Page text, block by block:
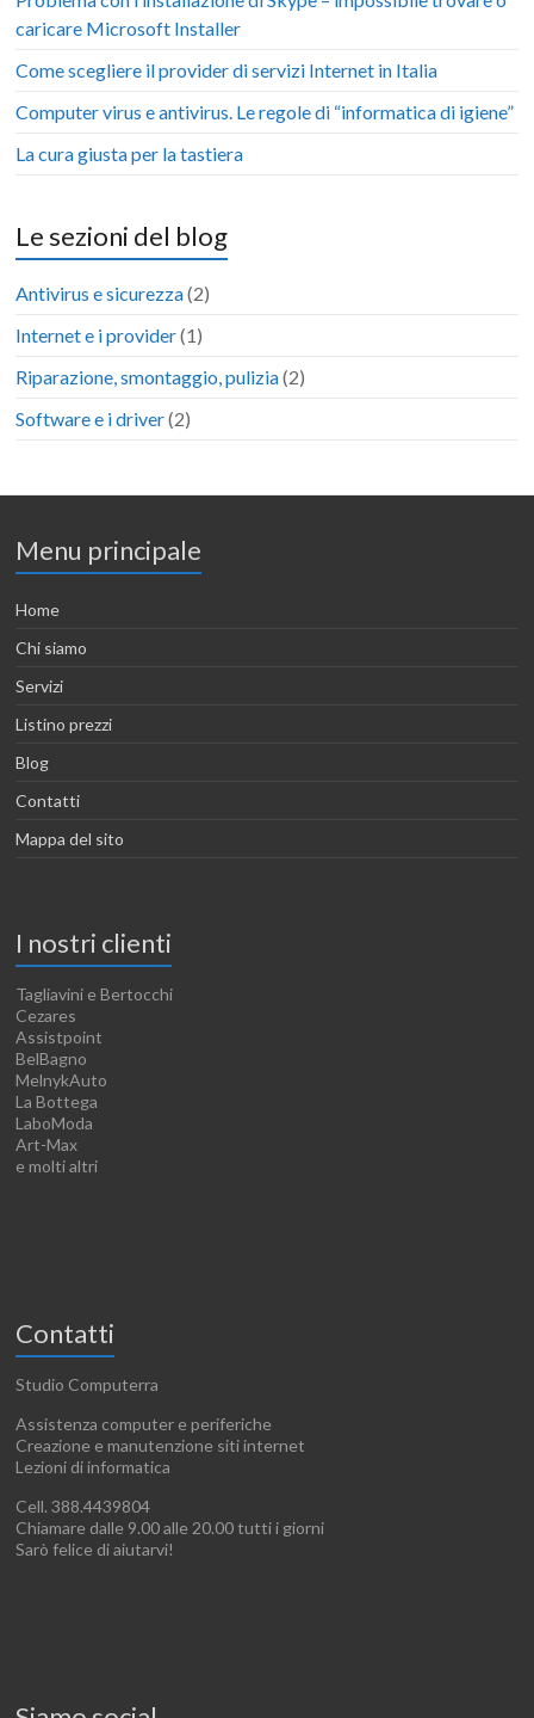
caricare Microsoft Installer
Come scegliere il provider di servizi Internet in Italia
Computer virus e antivirus. Le regole di “informatica di igiene”
La cura giusta per la tastiera
Le sezioni del blog
Antivirus e sicurezza(2)
Internet e i provider(1)
Riparazione, smontaggio, pulizia(2)
Software e i driver(2)
Menu principale
Home
Chi siamo
Servizi
Listino prezzi
Blog
Contatti
Mappa del sito
I nostri clienti
Tagliavini e Bertocchi
Cezares
Assistpoint
BelBagno
MelnykAuto
La Bottega
LaboModa
Art-Max
e molti altri
Contatti
Studio Computerra
Assistenza computer e periferiche
Creazione e manutenzione siti internet
Lezioni di informatica
Cell. 388.4439804
Chiamare dalle 9.00 alle 20.00 tutti i giorni
Sarò felice di aiutarvi!